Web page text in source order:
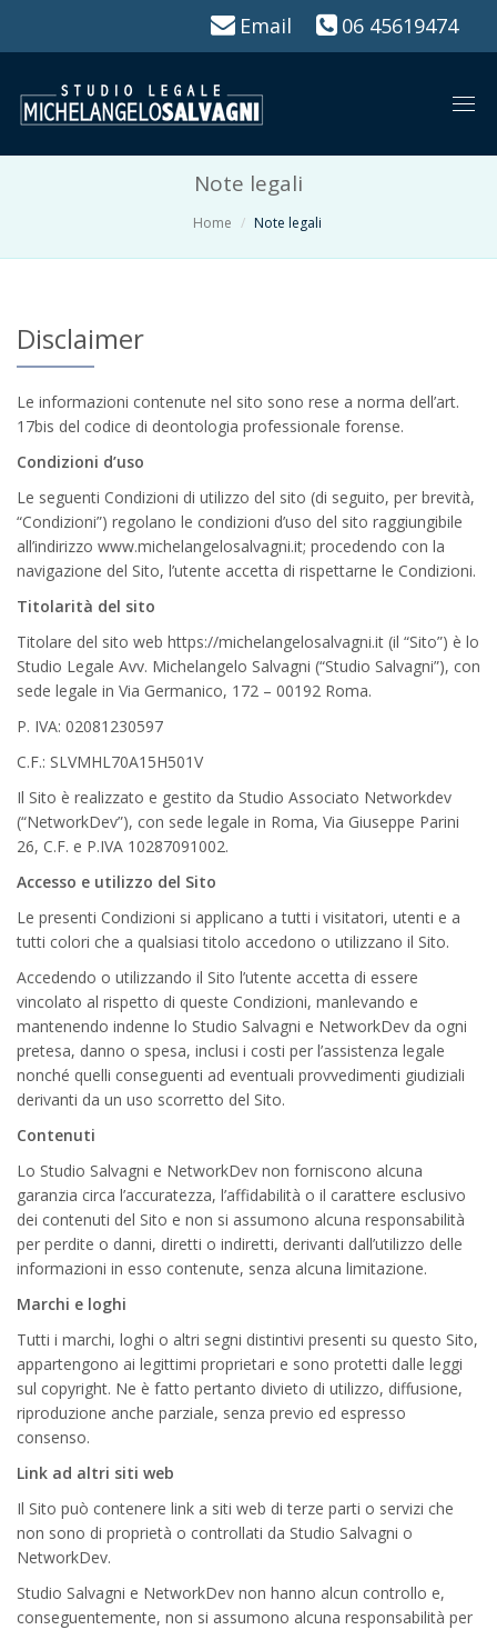
Email 06 45619474
Note legali
Home Note legali
Disclaimer
Le informazioni contenute nel sito sono rese a norma dell’art.
17bis del codice di deontologia professionale forense.
Condizioni d’uso
Le seguenti Condizioni di utilizzo del sito (di seguito, per brevità,
“Condizioni”) regolano le condizioni d’uso del sito raggiungibile
all’indirizzo www.michelangelosalvagni.it; procedendo con la
navigazione del Sito, l’utente accetta di rispettarne le Condizioni.
Titolarità del sito
Titolare del sito web https://michelangelosalvagni.it (il “Sito”) è lo
Studio Legale Avv. Michelangelo Salvagni (“Studio Salvagni”), con
sede legale in Via Germanico, 172 – 00192 Roma.
P. IVA: 02081230597
C.F.: SLVMHL70A15H501V
Il Sito è realizzato e gestito da Studio Associato Networkdev
(“NetworkDev”), con sede legale in Roma, Via Giuseppe Parini
26, C.F. e P.IVA 10287091002.
Accesso e utilizzo del Sito
Le presenti Condizioni si applicano a tutti i visitatori, utenti e a
tutti colori che a qualsiasi titolo accedono o utilizzano il Sito.
Accedendo o utilizzando il Sito l’utente accetta di essere
vincolato al rispetto di queste Condizioni, manlevando e
mantenendo indenne lo Studio Salvagni e NetworkDev da ogni
pretesa, danno o spesa, inclusi i costi per l’assistenza legale
nonché quelli conseguenti ad eventuali provvedimenti giudiziali
derivanti da un uso scorretto del Sito.
Contenuti
Lo Studio Salvagni e NetworkDev non forniscono alcuna
garanzia circa l’accuratezza, l’affidabilità o il carattere esclusivo
dei contenuti del Sito e non si assumono alcuna responsabilità
per perdite o danni, diretti o indiretti, derivanti dall’utilizzo delle
informazioni in esso contenute, senza alcuna limitazione.
Marchi e loghi
Tutti i marchi, loghi o altri segni distintivi presenti su questo Sito,
appartengono ai legittimi proprietari e sono protetti dalle leggi
sul copyright. Ne è fatto pertanto divieto di utilizzo, diffusione,
riproduzione anche parziale, senza previo ed espresso
consenso.
Link ad altri siti web
Il Sito può contenere link a siti web di terze parti o servizi che
non sono di proprietà o controllati da Studio Salvagni o
NetworkDev.
Studio Salvagni e NetworkDev non hanno alcun controllo e,
conseguentemente, non si assumono alcuna responsabilità per